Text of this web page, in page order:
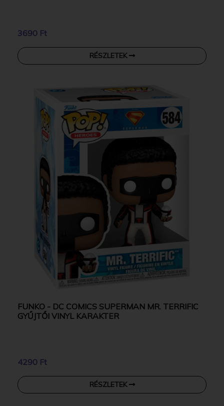
3690 Ft
RÉSZLETEK
FUNKO - DC COMICS SUPERMAN MR. TERRIFIC
GYŰJTŐI VINYL KARAKTER
4290 Ft
RÉSZLETEK